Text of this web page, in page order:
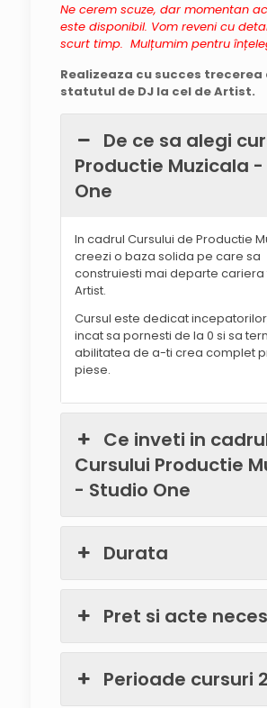
Răspunsul proprietarului
@Bogdan Tiberiu, iti
primul rand pentru vizita
studiourile noastre, precum
faptul ca esti o persoana
amabila si placuta. Te mai
asteptam la Dj High Way
bine venit ori de cate ori vei
ne mai treci pragul. Spor in
Ne cerem scuze, dar momentan
este disponibil. Vom reveni cu
scurt timp. Mulțumim pentru
Realizeaza cu succes trecerea
statutul de DJ la cel de Artist.
De ce sa alegi
Productie Muzicala
One
In cadrul Cursului de Productie
creezi o baza solida pe care sa
construiesti mai departe cariera
Artist.
Cursul este dedicat
incat sa pornesti de la 0 si sa
abilitatea de a-ti crea complet
piese.
Ce inveti in
Cursului Productie
- Studio One
Durata
Pret si acte
Perioade cursuri